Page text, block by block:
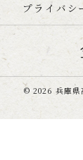
プライバシ
© 2026 兵庫県